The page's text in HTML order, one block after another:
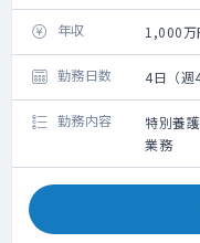
年収 1,000
勤務日数 4日（週4
勤務内容
特別養
業務